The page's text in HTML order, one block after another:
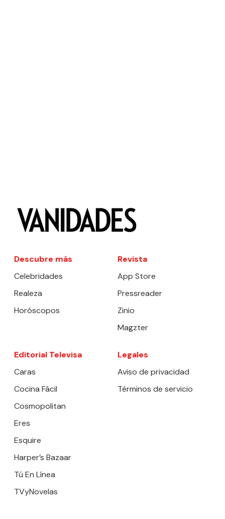
Descubre más
Celebridades
Realeza
Horóscopos
Revista
App Store
Pressreader
Zinio
Magzter
Editorial Televisa
Caras
Cocina Fácil
Cosmopolitan
Eres
Esquire
Harper’s Bazaar
Tú En Línea
TVyNovelas
Legales
Aviso de privacidad
Términos de servicio